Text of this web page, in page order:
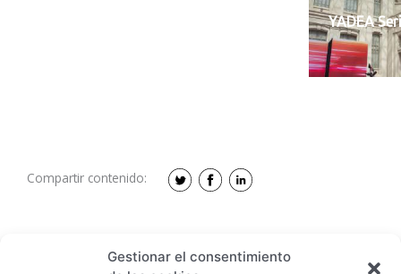
Gestionar el consentimiento
YADEA
Compartir contenido: